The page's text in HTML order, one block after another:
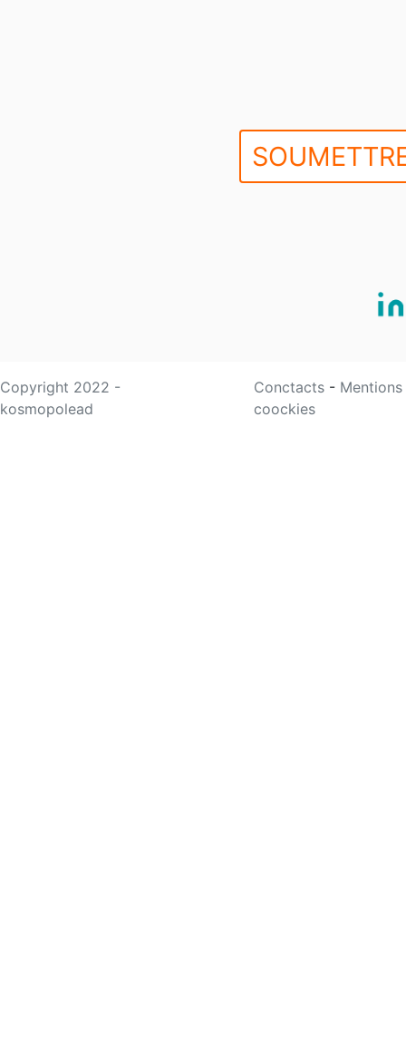
Copyright 2022 -
kosmopolead
Conctacts -
coockies